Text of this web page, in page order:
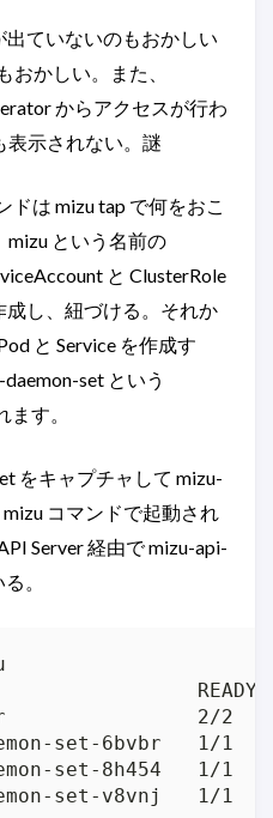
ていないのもおかしい
おかしい。また、
からアクセスが行わ
表示されない。謎
ドは mizu tap で何をおこ
という名前の
と ClusterRole
成し、紐づける。それか
と Service を作成す
set という
す。
をキャプチャして mizu-
コマンドで起動され
Server 経由で mizu-api-
。
READY
2/2
set-6bvbr   1/
set-8h454   1/
set-v8vnj   1/